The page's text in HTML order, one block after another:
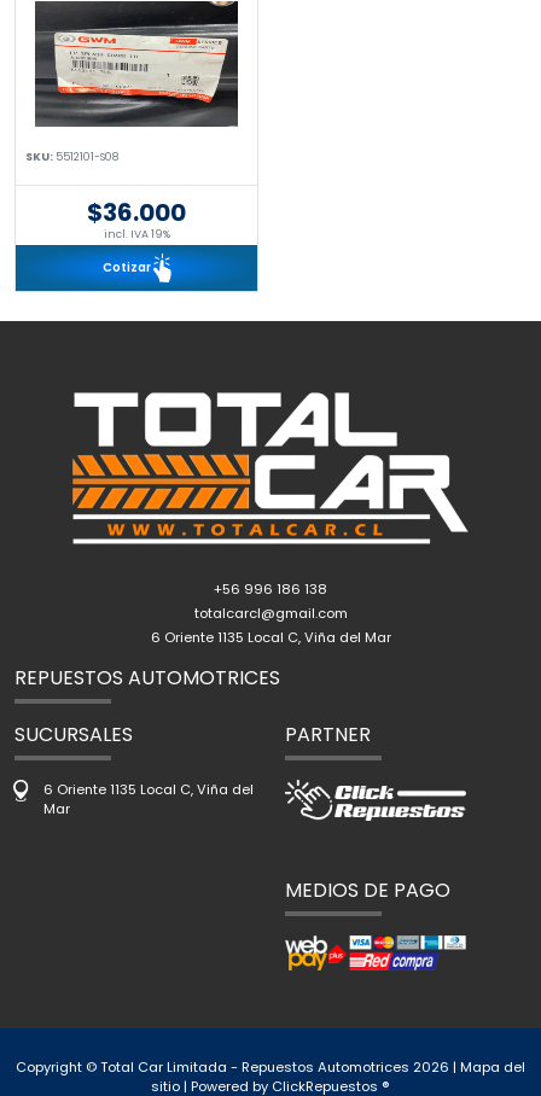
SKU: 5512101-S08
$36.000
incl. IVA 19%
Cotizar
+56 996 186 138
totalcarcl@gmail.com
6 Oriente 1135 Local C, Viña del Mar
REPUESTOS AUTOMOTRICES
SUCURSALES
6 Oriente 1135 Local C, Viña del
Mar
PARTNER
MEDIOS DE PAGO
Copyright © Total Car Limitada - Repuestos Automotrices 2026 | Mapa del
sitio| Powered by ClickRepuestos ®